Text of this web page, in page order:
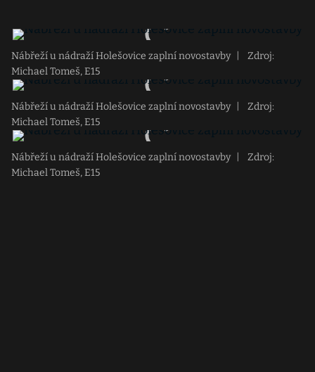
Nábřeží u nádraží Holešovice zaplní novostavby
Zdroj:
Michael Tomeš, E15
Nábřeží u nádraží Holešovice zaplní novostavby
Zdroj:
Michael Tomeš, E15
Nábřeží u nádraží Holešovice zaplní novostavby
Zdroj:
Michael Tomeš, E15